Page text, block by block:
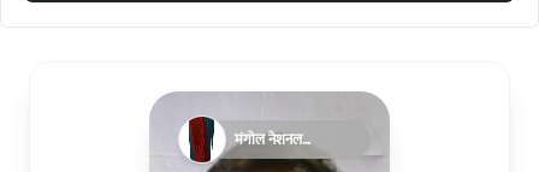
मंगोल नेशनल
अर्गनाइजेसन